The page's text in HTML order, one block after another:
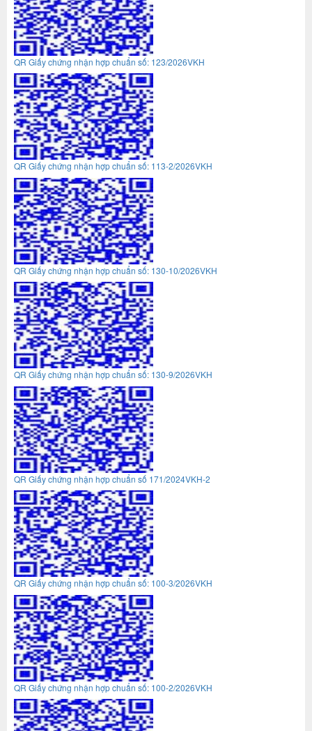
QR Giấy chứng nhận hợp chuẩn số: 123/2026VKH
QR Giấy chứng nhận hợp chuẩn số: 113-2/2026VKH
QR Giấy chứng nhận hợp chuẩn số: 130-10/2026VKH
QR Giấy chứng nhận hợp chuẩn số: 130-9/2026VKH
QR Giấy chứng nhận hợp chuẩn số 171/2024VKH-2
QR Giấy chứng nhận hợp chuẩn số: 100-3/2026VKH
QR Giấy chứng nhận hợp chuẩn số: 100-2/2026VKH